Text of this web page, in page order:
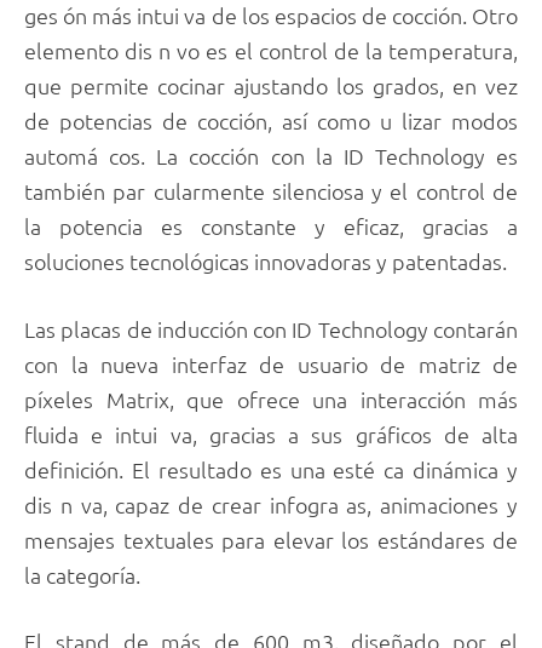
ges ón más intui va de los espacios de cocción. Otro
elemento dis n vo es el control de la temperatura,
que permite cocinar ajustando los grados, en vez
de potencias de cocción, así como u lizar modos
automá cos. La cocción con la ID Technology es
también par cularmente silenciosa y el control de
la potencia es constante y eficaz, gracias a
soluciones tecnológicas innovadoras y patentadas.
Las placas de inducción con ID Technology contarán
con la nueva interfaz de usuario de matriz de
píxeles Matrix, que ofrece una interacción más
fluida e intui va, gracias a sus gráficos de alta
definición. El resultado es una esté ca dinámica y
dis n va, capaz de crear infogra as, animaciones y
mensajes textuales para elevar los estándares de
la categoría.
El stand de más de 600 m3, diseñado por el